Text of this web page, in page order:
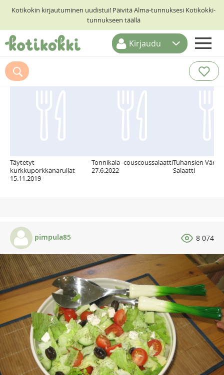
Kotikokin kirjautuminen uudistui! Päivitä Alma-tunnuksesi Kotikokki-
tunnukseen täällä
ETUSIVU
RESEPTIHAKU
Kirjaudu
Suosittelemme myös
Täytetyt
kurkkuporkkanarullat
15.11.2019
Tonnikala -couscoussalaatti
27.6.2022
Tuhansien
Salaatti
pimpula85 8 074